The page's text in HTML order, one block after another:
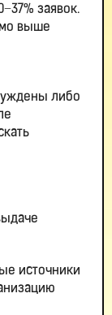
заявок.
выше
либо
источники